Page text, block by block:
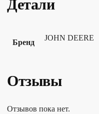
Детали
Бренд
JOHN DEERE
Отзывы
Отзывов пока нет.